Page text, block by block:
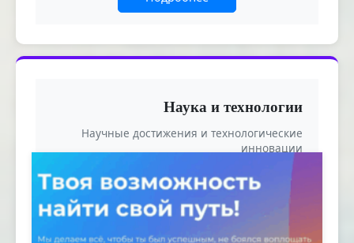
Наука и технологии
Научные достижения и технологические
инновации